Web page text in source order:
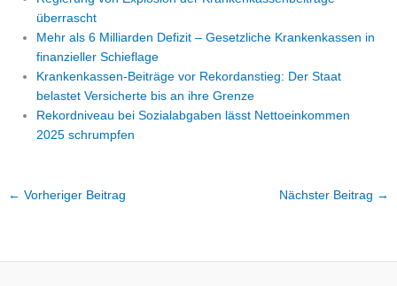
überrascht
Mehr als 6 Milliarden Defizit – Gesetzliche Krankenkassen in
finanzieller Schieflage
Krankenkassen-Beiträge vor Rekordanstieg: Der Staat
belastet Versicherte bis an ihre Grenze
Rekordniveau bei Sozialabgaben lässt Nettoeinkommen
2025 schrumpfen
← Vorheriger Beitrag Nächster Beitrag →